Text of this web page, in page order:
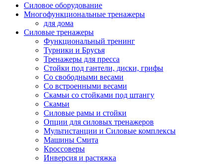
Силовое оборудование
Многофункциональные тренажеры
для дома
Силовые тренажеры
Функциональный тренинг
Турники и Брусья
Тренажеры для пресса
Стойки под гантели, диски, грифы
Со свободными весами
Со встроенными весами
Скамьи со стойками под штангу
Скамьи
Силовые рамы и стойки
Опции для силовых тренажеров
Мультистанции и Силовые комплексы
Машины Смита
Кроссоверы
Инверсия и растяжка